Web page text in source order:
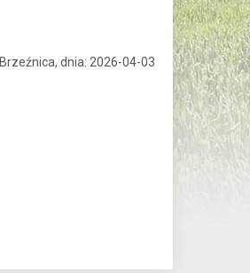
Brzeźnica, dnia: 2026-04-03